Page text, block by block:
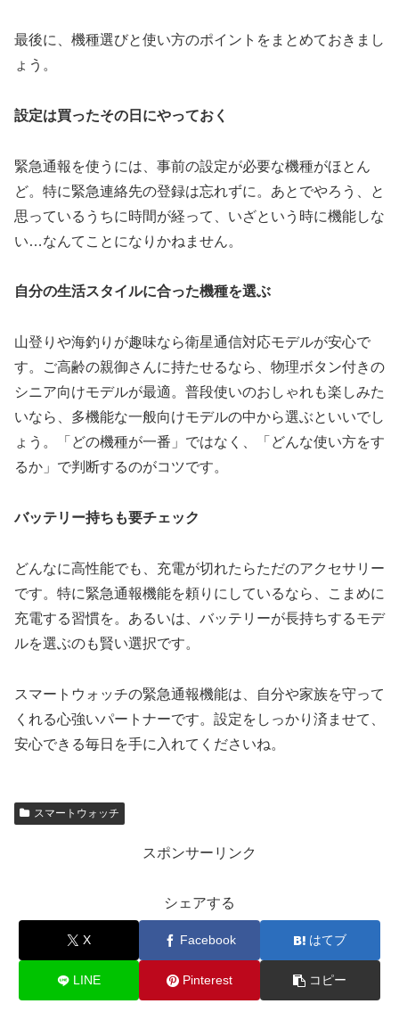
最後に、機種選びと使い方のポイントをまとめておきまし
ょう。
設定は買ったその日にやっておく
緊急通報を使うには、事前の設定が必要な機種がほとん
ど。特に緊急連絡先の登録は忘れずに。あとでやろう、と
思っているうちに時間が経って、いざという時に機能しな
い…なんてことになりかねません。
自分の生活スタイルに合った機種を選ぶ
山登りや海釣りが趣味なら衛星通信対応モデルが安心で
す。ご高齢の親御さんに持たせるなら、物理ボタン付きの
シニア向けモデルが最適。普段使いのおしゃれも楽しみた
いなら、多機能な一般向けモデルの中から選ぶといいでし
ょう。「どの機種が一番」ではなく、「どんな使い方をす
るか」で判断するのがコツです。
バッテリー持ちも要チェック
どんなに高性能でも、充電が切れたらただのアクセサリー
です。特に緊急通報機能を頼りにしているなら、こまめに
充電する習慣を。あるいは、バッテリーが長持ちするモデ
ルを選ぶのも賢い選択です。
スマートウォッチの緊急通報機能は、自分や家族を守って
くれる心強いパートナーです。設定をしっかり済ませて、
安心できる毎日を手に入れてくださいね。
スマートウォッチ
スポンサーリンク
シェアする
X Facebook はてブ
LINE Pinterest コピー